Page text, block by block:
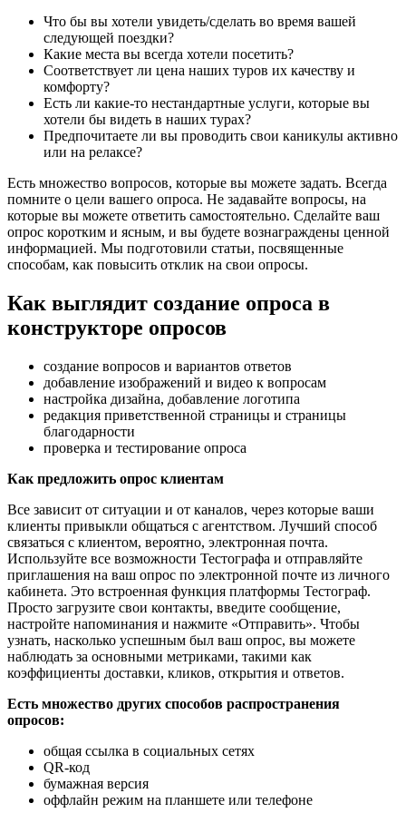
Что бы вы хотели увидеть/сделать во время вашей
следующей поездки?
Какие места вы всегда хотели посетить?
Соответствует ли цена наших туров их качеству и
комфорту?
Есть ли какие-то нестандартные услуги, которые вы
хотели бы видеть в наших турах?
Предпочитаете ли вы проводить свои каникулы активно
или на релаксе?
Есть множество вопросов, которые вы можете задать. Всегда
помните о цели вашего опроса. Не задавайте вопросы, на
которые вы можете ответить самостоятельно. Сделайте ваш
опрос коротким и ясным, и вы будете вознаграждены ценной
информацией. Мы подготовили статьи, посвященные
способам, как повысить отклик на свои опросы.
Как выглядит создание опроса в
конструкторе опросов
создание вопросов и вариантов ответов
добавление изображений и видео к вопросам
настройка дизайна, добавление логотипа
редакция приветственной страницы и страницы
благодарности
проверка и тестирование опроса
Как предложить опрос клиентам
Все зависит от ситуации и от каналов, через которые ваши
клиенты привыкли общаться с агентством. Лучший способ
связаться с клиентом, вероятно, электронная почта.
Используйте все возможности Тестографа и отправляйте
приглашения на ваш опрос по электронной почте из личного
кабинета. Это встроенная функция платформы Тестограф.
Просто загрузите свои контакты, введите сообщение,
настройте напоминания и нажмите «Отправить». Чтобы
узнать, насколько успешным был ваш опрос, вы можете
наблюдать за основными метриками, такими как
коэффициенты доставки, кликов, открытия и ответов.
Есть множество других способов распространения
опросов:
общая ссылка в социальных сетях
QR-код
бумажная версия
оффлайн режим на планшете или телефоне